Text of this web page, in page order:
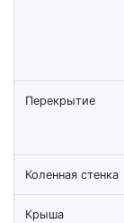
Перекрытие
Коленная стенка
Крыша